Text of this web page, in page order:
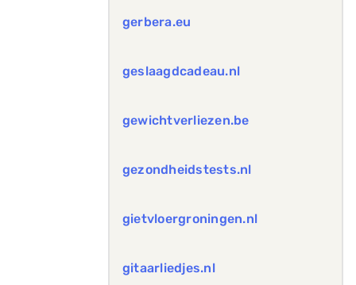
gerbera.eu
geslaagdcadeau.nl
gewichtverliezen.be
gezondheidstests.nl
gietvloergroningen.nl
gitaarliedjes.nl